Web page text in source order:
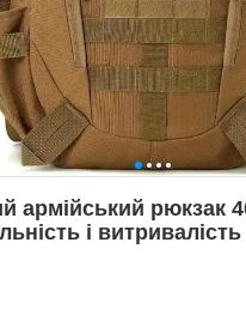
армійський рюкзак
і